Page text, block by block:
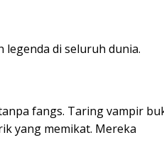
legenda di seluruh dunia.
fangs. Taring vampir
yang memikat. Mereka